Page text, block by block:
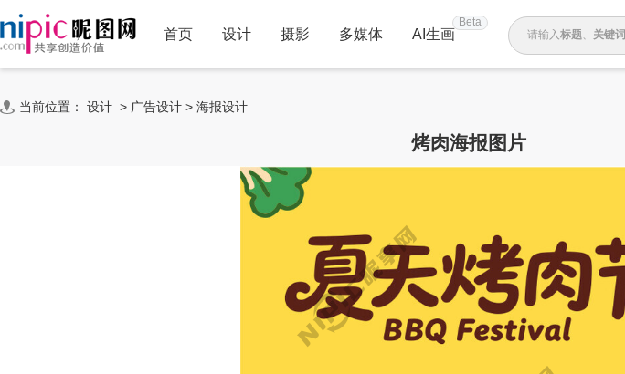
首页 设计 摄影 多媒体 AI生画
Beta
请输入标题、 关键词
当前位置： 设计 > 广告设计 > 海报设计
烤肉海报图片